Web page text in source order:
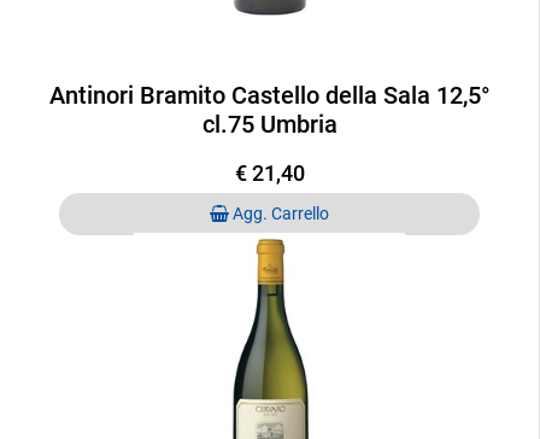
Antinori Bramito Castello della Sala 12,5°
cl.75 Umbria
€ 21,40
Quantità
Agg. Carrello